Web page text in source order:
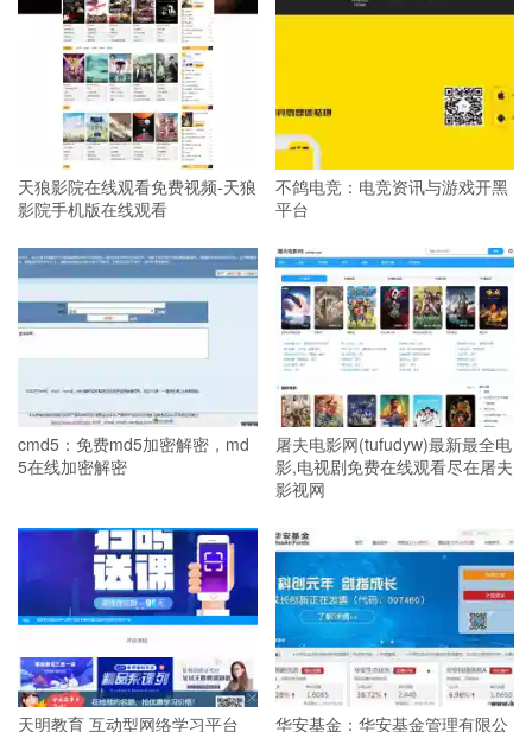
天狼影院在线观看免费视频-天狼
影院手机版在线观看
不鸽电竞：电竞资讯与游戏开黑
平台
cmd5：免费md5加密解密，md
5在线加密解密
屠夫电影网(tufudyw)最新最全电
影,电视剧免费在线观看尽在屠夫
影视网
天明教育 互动型网络学习平台 华安基金：华安基金管理有限公